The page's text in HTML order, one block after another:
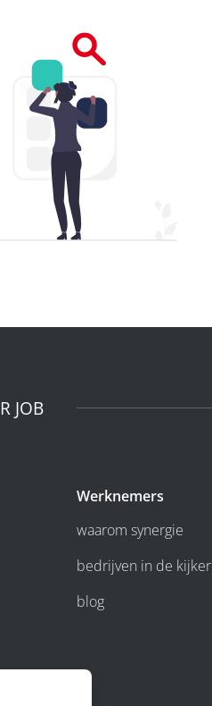
JOB
Werknemers
waarom synergie
bedrijven in de kijker
blog